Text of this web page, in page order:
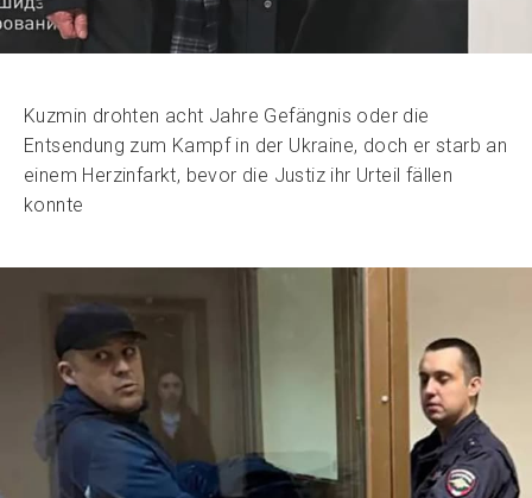
Kuzmin drohten acht Jahre Gefängnis oder die
Entsendung zum Kampf in der Ukraine, doch er starb an
einem Herzinfarkt, bevor die Justiz ihr Urteil fällen
konnte